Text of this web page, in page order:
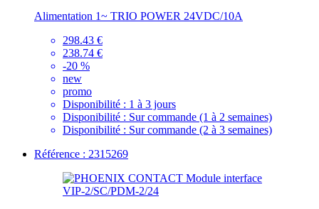
Alimentation 1~ TRIO POWER 24VDC/10A
298.43 €
238.74 €
-20 %
new
promo
Disponibilité : 1 à 3 jours
Disponibilité : Sur commande (1 à 2 semaines)
Disponibilité : Sur commande (2 à 3 semaines)
Référence : 2315269